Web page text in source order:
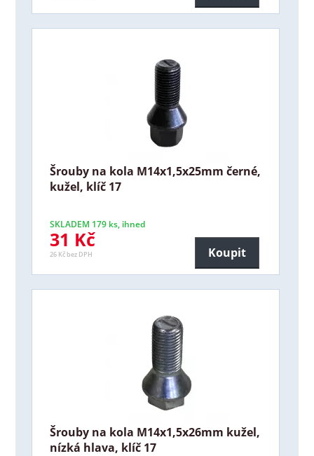
Šrouby na kola M14x1,5x25mm černé,
kužel, klíč 17
SKLADEM 179 ks, ihned
31 Kč
26 Kč bez DPH Koupit
Šrouby na kola M14x1,5x26mm kužel,
nízká hlava, klíč 17